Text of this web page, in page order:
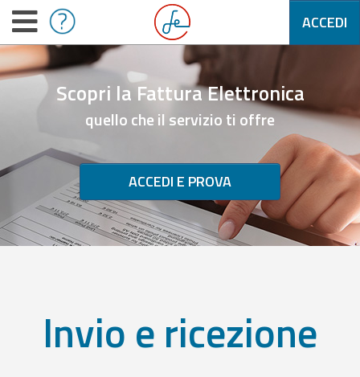
ACCEDI
Scopri la Fattura Elettronica
quello che il servizio ti offre
ACCEDI E PROVA
Invio e ricezione